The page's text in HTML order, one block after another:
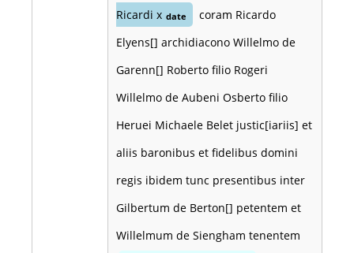
Ricardi x date
coram Ricardo
Elyens[] archidiacono Willelmo de
Garenn[] Roberto filio Rogeri
Willelmo de Aubeni Osberto filio
Heruei Michaele Belet justic[iariis] et
aliis baronibus et fidelibus domini
regis ibidem tunc presentibus inter
Gilbertum de Berton[] petentem et
Willelmum de Siengham tenentem